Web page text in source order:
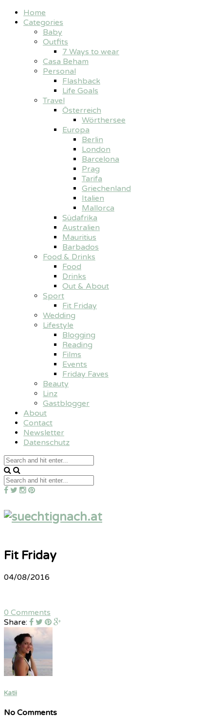
Home
Categories
Baby
Outfits
7 Ways to wear
Casa Beham
Personal
Flashback
Life Goals
Travel
Österreich
Wörthersee
Europa
Berlin
London
Barcelona
Prag
Tarifa
Griechenland
Italien
Mallorca
Südafrika
Australien
Mauritius
Barbados
Food & Drinks
Food
Drinks
Out & About
Sport
Fit Friday
Wedding
Lifestyle
Blogging
Reading
Films
Events
Friday Faves
Beauty
Linz
Gastblogger
About
Contact
Newsletter
Datenschutz
Fit Friday
04/08/2016
0 Comments
Share:
Katii
No Comments